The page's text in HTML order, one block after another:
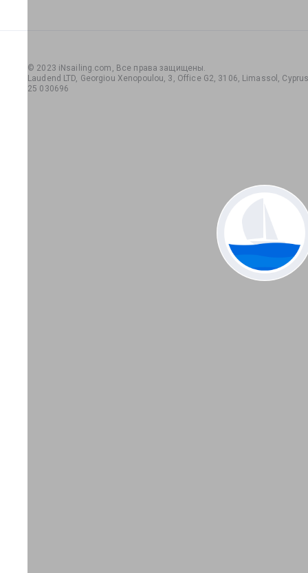
© 2023 iNsailing.com, Все права защищены.
Laudend LTD, Georgiou Xenopoulou, 3, Office G2, 3106, Limassol,
25 030696